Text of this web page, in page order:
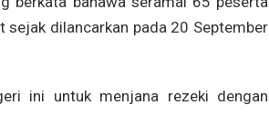
dilancarkan pada 20 September
ini untuk menjana rezeki dengan